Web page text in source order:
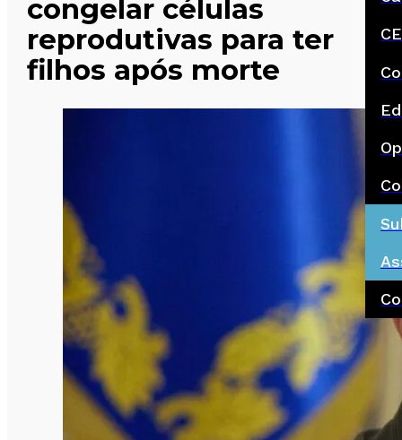
congelar células
reprodutivas para ter
filhos após morte